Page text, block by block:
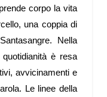
corpo la vita
una coppia di
Nella
è resa
avvicinamenti e
Le linee della